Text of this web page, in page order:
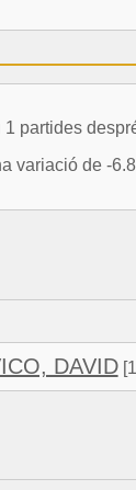
partides
variació de -
DAVID